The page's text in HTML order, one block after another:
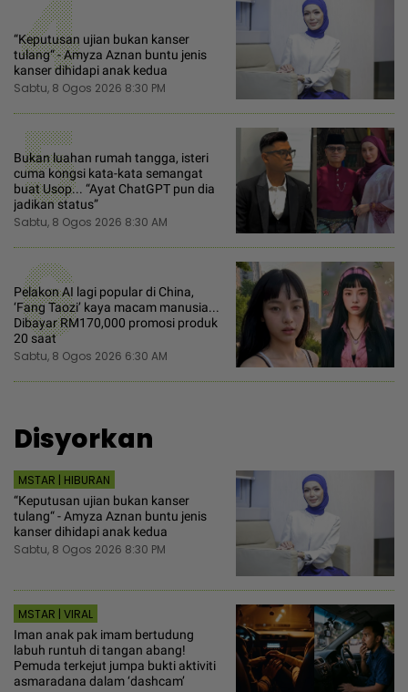
4
“Keputusan ujian bukan kanser
tulang“ - Amyza Aznan buntu jenis
kanser dihidapi anak kedua
Sabtu, 8 Ogos 2026 8:30 PM
5
Bukan luahan rumah tangga, isteri
cuma kongsi kata-kata semangat
buat Usop... “Ayat ChatGPT pun dia
jadikan status”
Sabtu, 8 Ogos 2026 8:30 AM
6
Pelakon AI lagi popular di China,
‘Fang Taozi’ kaya macam manusia...
Dibayar RM170,000 promosi produk
20 saat
Sabtu, 8 Ogos 2026 6:30 AM
Disyorkan
MSTAR | HIBURAN
“Keputusan ujian bukan kanser
tulang“ - Amyza Aznan buntu jenis
kanser dihidapi anak kedua
Sabtu, 8 Ogos 2026 8:30 PM
MSTAR | VIRAL
Iman anak pak imam bertudung
labuh runtuh di tangan abang!
Pemuda terkejut jumpa bukti aktiviti
asmaradana dalam ‘dashcam’